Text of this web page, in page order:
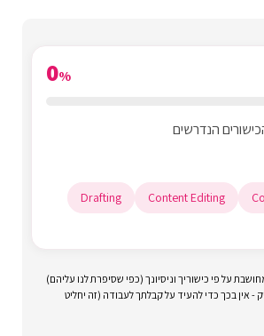
0%
Content Editing
Drafting
על פי כישוריך וניסיונך (כפי שסיפרת לנו עליהם)
- אין בכך כדי להעיד על קבלתך לעבודה (זה יחליט